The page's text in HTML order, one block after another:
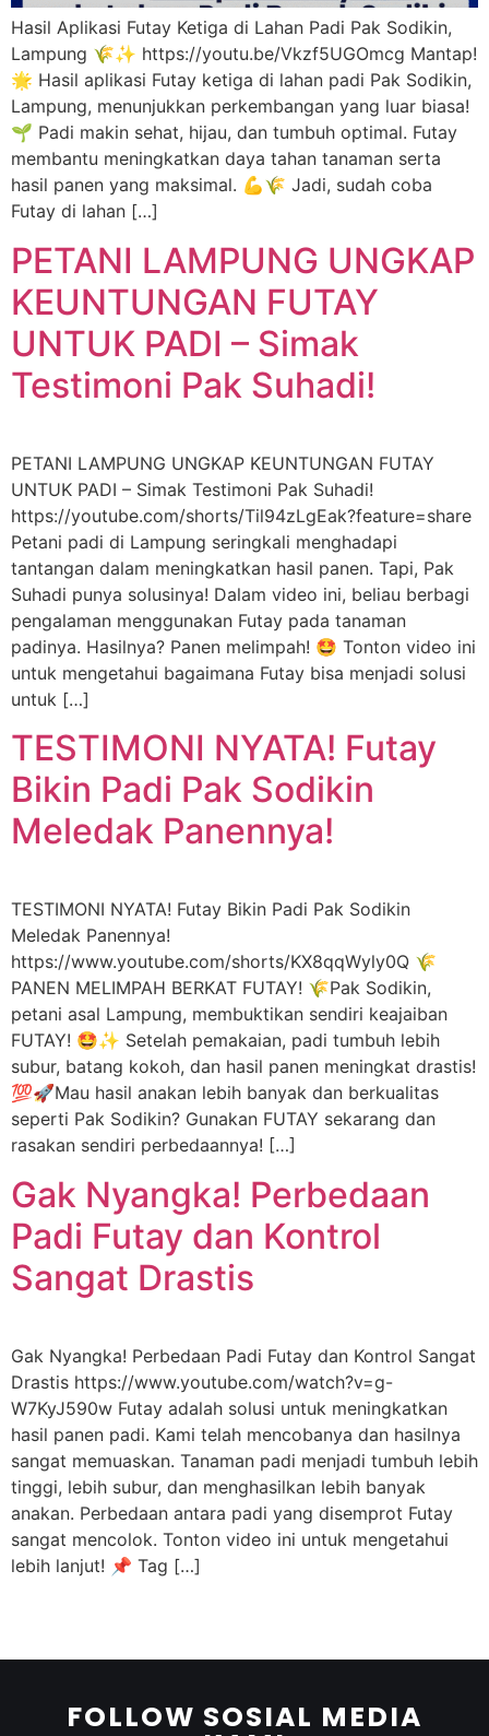
Hasil Aplikasi Futay Ketiga di Lahan Padi Pak Sodikin,
Lampung 🌾✨ https://youtu.be/Vkzf5UGOmcg Mantap!
🌟 Hasil aplikasi Futay ketiga di lahan padi Pak Sodikin,
Lampung, menunjukkan perkembangan yang luar biasa!
🌱 Padi makin sehat, hijau, dan tumbuh optimal. Futay
membantu meningkatkan daya tahan tanaman serta
hasil panen yang maksimal. 💪🌾 Jadi, sudah coba
Futay di lahan […]
PETANI LAMPUNG UNGKAP
KEUNTUNGAN FUTAY
UNTUK PADI – Simak
Testimoni Pak Suhadi!
PETANI LAMPUNG UNGKAP KEUNTUNGAN FUTAY
UNTUK PADI – Simak Testimoni Pak Suhadi!
https://youtube.com/shorts/Til94zLgEak?feature=share
Petani padi di Lampung seringkali menghadapi
tantangan dalam meningkatkan hasil panen. Tapi, Pak
Suhadi punya solusinya! Dalam video ini, beliau berbagi
pengalaman menggunakan Futay pada tanaman
padinya. Hasilnya? Panen melimpah! 🤩 Tonton video ini
untuk mengetahui bagaimana Futay bisa menjadi solusi
untuk […]
TESTIMONI NYATA! Futay
Bikin Padi Pak Sodikin
Meledak Panennya!
TESTIMONI NYATA! Futay Bikin Padi Pak Sodikin
Meledak Panennya!
https://www.youtube.com/shorts/KX8qqWyly0Q 🌾
PANEN MELIMPAH BERKAT FUTAY! 🌾Pak Sodikin,
petani asal Lampung, membuktikan sendiri keajaiban
FUTAY! 🤩✨ Setelah pemakaian, padi tumbuh lebih
subur, batang kokoh, dan hasil panen meningkat drastis!
💯🚀Mau hasil anakan lebih banyak dan berkualitas
seperti Pak Sodikin? Gunakan FUTAY sekarang dan
rasakan sendiri perbedaannya! […]
Gak Nyangka! Perbedaan
Padi Futay dan Kontrol
Sangat Drastis
Gak Nyangka! Perbedaan Padi Futay dan Kontrol Sangat
Drastis https://www.youtube.com/watch?v=g-
W7KyJ590w Futay adalah solusi untuk meningkatkan
hasil panen padi. Kami telah mencobanya dan hasilnya
sangat memuaskan. Tanaman padi menjadi tumbuh lebih
tinggi, lebih subur, dan menghasilkan lebih banyak
anakan. Perbedaan antara padi yang disemprot Futay
sangat mencolok. Tonton video ini untuk mengetahui
lebih lanjut! 📌 Tag […]
FOLLOW SOSIAL MEDIA